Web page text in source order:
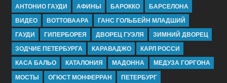
АНТОНИО ГАУДИ
АФИНЫ БАРОККО
БАРСЕЛОНА
ВИДЕО
ВОТТОВААРА
ГАНС ГОЛЬБЕЙН МЛАДШИЙ
ГАУДИ
ГИПЕРБОРЕЯ ДВОРЕЦ ГУЭЛЯ
ЗИМНИЙ ДВОРЕЦ
ЗОДЧИЕ ПЕТЕРБУРГА
КАРАВАДЖО
КАРЛ РОССИ
КАСА БАЛЬО
КАТАЛОНИЯ МАДОННА
МЕДУЗА ГОРГОНА
МОСТЫ
ОГЮСТ МОНФЕРРАН ПЕТЕРБУРГ